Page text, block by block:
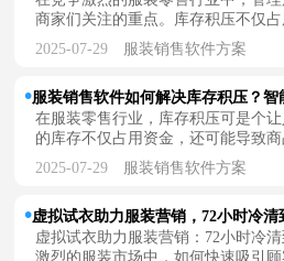
商家们关注的重点。库存积压不仅占
2025-07-29 服装销售软件方案
服装销售软件如何解决库存积压？智
在服装零售行业，库存积压可是个
的库存不仅占用资金，还可能导致商
2025-07-29 服装销售软件方案
虚拟试衣助力服装营销，72小时冷
虚拟试衣助力服装营销：72小时冷
激烈的服装市场中，如何快速吸引顾